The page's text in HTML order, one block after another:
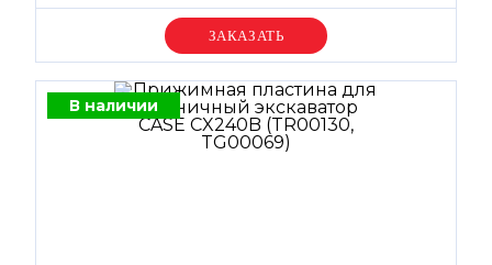
Уточняйте цену
В наличии